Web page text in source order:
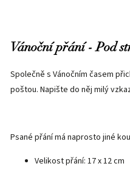
Vánoční přání - Pod
Společně s Vánočním časem
poštou. Napište do něj milý
Psané přání má naprosto jiné
Velikost přání: 17 x 12 cm